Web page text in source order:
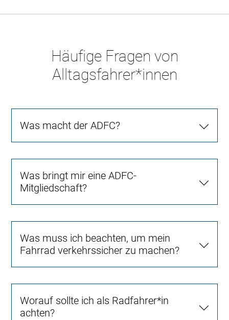
Häufige Fragen von
Alltagsfahrer*innen
Was macht der ADFC?
Was bringt mir eine ADFC-
Mitgliedschaft?
Was muss ich beachten, um mein
Fahrrad verkehrssicher zu machen?
Worauf sollte ich als Radfahrer*in
achten?